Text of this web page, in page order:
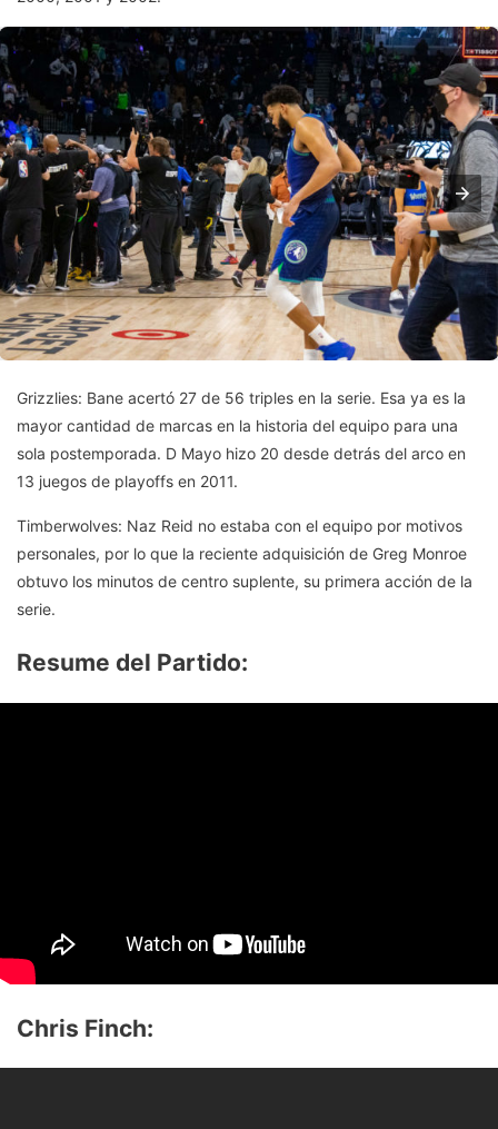
Grizzlies: Bane acertó 27 de 56 triples en la serie. Esa ya es la
mayor cantidad de marcas en la historia del equipo para una
sola postemporada. D Mayo hizo 20 desde detrás del arco en
13 juegos de playoffs en 2011.
Timberwolves: Naz Reid no estaba con el equipo por motivos
personales, por lo que la reciente adquisición de Greg Monroe
obtuvo los minutos de centro suplente, su primera acción de la
serie.
Resume del Partido:
Chris Finch: